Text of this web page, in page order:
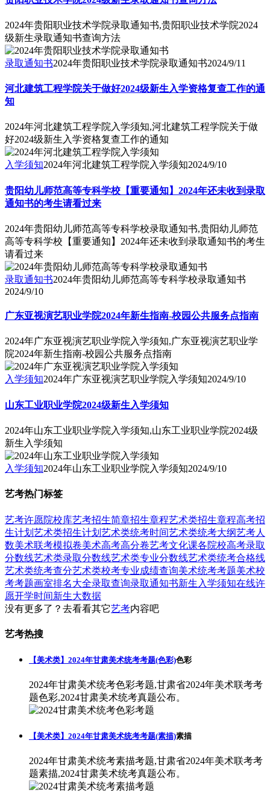
2024年贵阳职业技术学院录取通知书,贵阳职业技术学院2024
级新生录取通知书查询方法
录取通知书2024年贵阳职业技术学院录取通知书2024/9/11
河北建筑工程学院关于做好2024级新生入学资格复查工作的通
知
2024年河北建筑工程学院入学须知,河北建筑工程学院关于做
好2024级新生入学资格复查工作的通知
入学须知2024年河北建筑工程学院入学须知2024/9/10
贵阳幼儿师范高等专科学校【重要通知】2024年还未收到录取
通知书的考生请看过来
2024年贵阳幼儿师范高等专科学校录取通知书,贵阳幼儿师范
高等专科学校【重要通知】2024年还未收到录取通知书的考生
请看过来
录取通知书2024年贵阳幼儿师范高等专科学校录取通知书
2024/9/10
广东亚视演艺职业学院2024年新生指南-校园公共服务点指南
2024年广东亚视演艺职业学院入学须知,广东亚视演艺职业学
院2024年新生指南-校园公共服务点指南
入学须知2024年广东亚视演艺职业学院入学须知2024/9/10
山东工业职业学院2024级新生入学须知
2024年山东工业职业学院入学须知,山东工业职业学院2024级
新生入学须知
入学须知2024年山东工业职业学院入学须知2024/9/10
艺考热门标签
艺考许愿院校库艺考招生简章招生章程艺术类招生章程高考招
生计划 艺术类招生计划 艺术类统考时间艺术类统考大纲艺考人
数美术联考模拟卷美术高考高分卷艺考文化课各院校高考录取
分数线艺术类录取分数线艺术类专业分数线艺术类统考合格线
艺术类统考查分艺术类校考专业成绩查询美术统考考题美术校
考考题画室排名大全录取查询录取通知书新生入学须知在线许
愿开学时间新生大数据
没有更多了？去看看其它艺考内容吧
艺考热搜
【美术类】2024年甘肃美术统考考题(色彩)色彩
2024年甘肃美术统考色彩考题,甘肃省2024年美术联考考
题色彩,2024甘肃美术统考真题公布。
【美术类】2024年甘肃美术统考考题(素描)素描
2024年甘肃美术统考素描考题,甘肃省2024年美术联考考
题素描,2024甘肃美术统考真题公布。